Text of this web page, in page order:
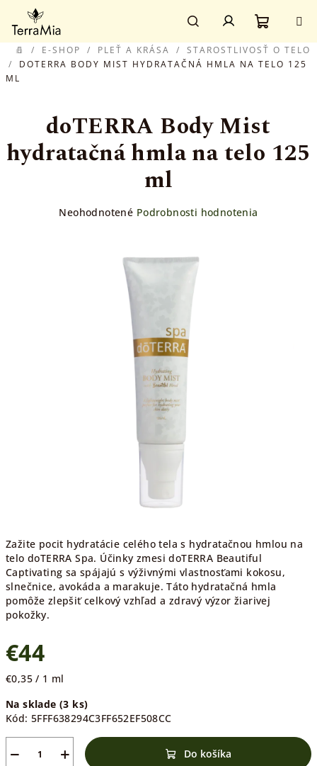
obsah
Hľadať
Prihlásenie
DOMOV
/ E-SHOP / PLEŤ A KRÁSA /
STAROSTLIVOSŤ O TELO
/
DOTERRA BODY MIST HYDRATAČNÁ HMLA NA TELO 125
ML
Zažite pocit hydratácie celého tela s hydratačnou hmlou na
telo doTERRA Spa. Účinky zmesi doTERRA Beautiful
Captivating sa spájajú s výživnými vlastnosťami kokosu,
slnečnice, avokáda a marakuje. Táto hydratačná hmla
pomôže zlepšiť celkový vzhľad a zdravý výzor žiarivej
pokožky.
€44
Jednotková
€0,35 / 1 ml
Na sklade(3 ks)
Kód: 5FFF638294C3FF652EF508CC
+
− Do košíka
doTERRA Body Mist
hydratačná hmla na telo 125
ml
Priemerné
Neohodnotené Podrobnosti hodnotenia